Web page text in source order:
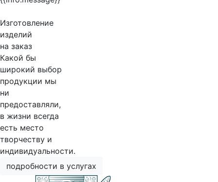
Изготовление
изделий
на заказ
Какой бы
широкий выбор
продукции мы
ни
предоставляли,
в жизни всегда
есть место
творчеству и
индивидуальности.
подробности в услугах